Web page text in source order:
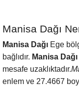
Manisa Dağı
Manisa Dağı Ege
bağlıdır. Manisa Dağı
mesafe uzaklıktadır.
enlem ve 27.4667